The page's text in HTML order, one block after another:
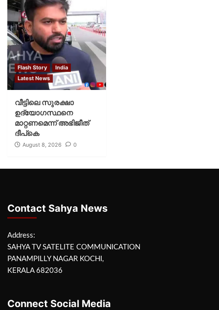
Flash Story
India
Latest News
വീട്ടിലെ സുരക്ഷാ
ഉദ്യോഗസ്ഥനെ
മാറ്റണമെന്ന് അഭിജീത്
ദീപ്‌കെ
August 8, 2026 0
Contact Sahya News
Address:
SAHYA TV SATELITE COMMUNICATION
PANAMPILLY NAGAR KOCHI,
KERALA 682036
Connect Social Media